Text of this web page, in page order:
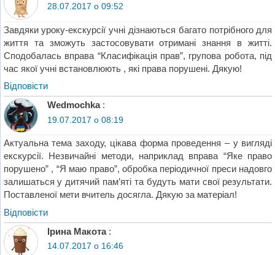
28.07.2017 о 09:52
Завдяки уроку-екскурсії учні дізнаються багато потрібного для
життя та зможуть застосовувати отримані знання в житті.
Сподобалась вправа “Класифікація прав”, групова робота, під
час якої учні встановлюють , які права порушені. Дякую!
Відповіcти
Wedmochka :
19.07.2017 о 08:19
Актуальна тема заходу, цікава форма проведення – у вигляді
екскурсії. Незвичайні методи, наприклад вправа “Яке право
порушено” , “Я маю право”, обробка періодичної преси надовго
залишаться у дитячий пам’яті та будуть мати свої результати.
Поставленої мети вчитель досягла. Дякую за матеріал!
Відповіcти
Ірина Макота :
14.07.2017 о 16:46